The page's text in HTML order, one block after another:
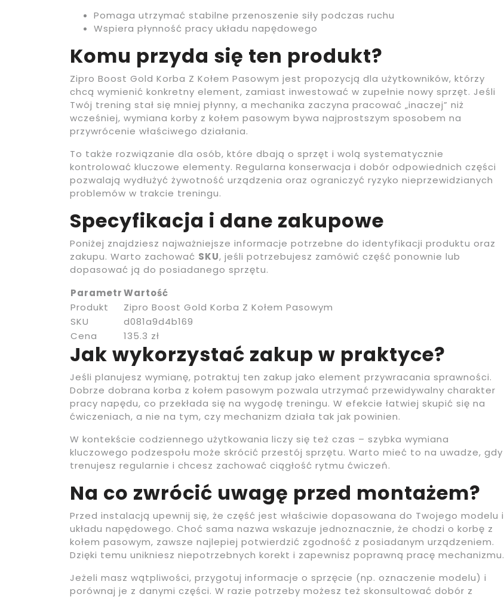
Pomaga utrzymać stabilne przenoszenie siły podczas ruchu
Wspiera płynność pracy układu napędowego
Komu przyda się ten produkt?
Zipro Boost Gold Korba Z Kołem Pasowym jest propozycją dla użytkowników, którzy
chcą wymienić konkretny element, zamiast inwestować w zupełnie nowy sprzęt. Jeśli
Twój trening stał się mniej płynny, a mechanika zaczyna pracować „inaczej” niż
wcześniej, wymiana korby z kołem pasowym bywa najprostszym sposobem na
przywrócenie właściwego działania.
To także rozwiązanie dla osób, które dbają o sprzęt i wolą systematycznie
kontrolować kluczowe elementy. Regularna konserwacja i dobór odpowiednich części
pozwalają wydłużyć żywotność urządzenia oraz ograniczyć ryzyko nieprzewidzianych
problemów w trakcie treningu.
Specyfikacja i dane zakupowe
Poniżej znajdziesz najważniejsze informacje potrzebne do identyfikacji produktu oraz
zakupu. Warto zachować SKU, jeśli potrzebujesz zamówić część ponownie lub
dopasować ją do posiadanego sprzętu.
ParametrWartość
Produkt
Zipro Boost Gold Korba Z Kołem Pasowym
SKU
d081a9d4b169
Cena
135.3 zł
Jak wykorzystać zakup w praktyce?
Jeśli planujesz wymianę, potraktuj ten zakup jako element przywracania sprawności.
Dobrze dobrana korba z kołem pasowym pozwala utrzymać przewidywalny charakter
pracy napędu, co przekłada się na wygodę treningu. W efekcie łatwiej skupić się na
ćwiczeniach, a nie na tym, czy mechanizm działa tak jak powinien.
W kontekście codziennego użytkowania liczy się też czas – szybka wymiana
kluczowego podzespołu może skrócić przestój sprzętu. Warto mieć to na uwadze, gdy
trenujesz regularnie i chcesz zachować ciągłość rytmu ćwiczeń.
Na co zwrócić uwagę przed montażem?
Przed instalacją upewnij się, że część jest właściwie dopasowana do Twojego modelu i
układu napędowego. Choć sama nazwa wskazuje jednoznacznie, że chodzi o korbę z
kołem pasowym, zawsze najlepiej potwierdzić zgodność z posiadanym urządzeniem.
Dzięki temu unikniesz niepotrzebnych korekt i zapewnisz poprawną pracę mechanizmu.
Jeżeli masz wątpliwości, przygotuj informacje o sprzęcie (np. oznaczenie modelu) i
porównaj je z danymi części. W razie potrzeby możesz też skonsultować dobór z